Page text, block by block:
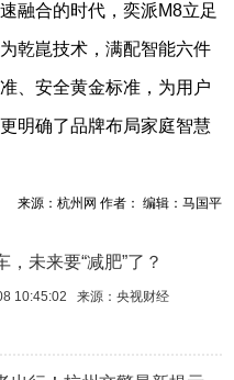
融合的时代，奕派M8立足
乾崑技术，满配智能六件
、安全黄金标准，为用户
明确了品牌布局家庭智慧
来源：杭州网 作者： 编辑：马国平
，未来要“减肥”了？
10:45:02 来源：央视财经